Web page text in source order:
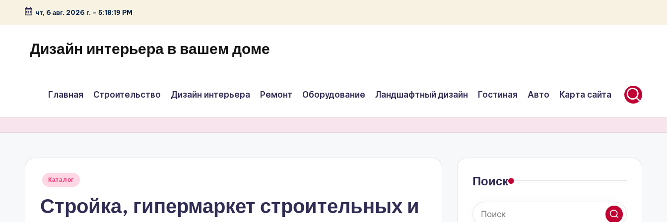
Перейти
содержимому
чт, 6 авг. 2026 г. - 5:18:19 PM
Дизайн интерьера в вашем доме
Главная Строительство Дизайн интерьера Ремонт Оборудование Ландшафтный дизайн Гостиная Авто Карта сайта
Опубликовано
Каталог
Стройка, гипермаркет строительных и
Поиск